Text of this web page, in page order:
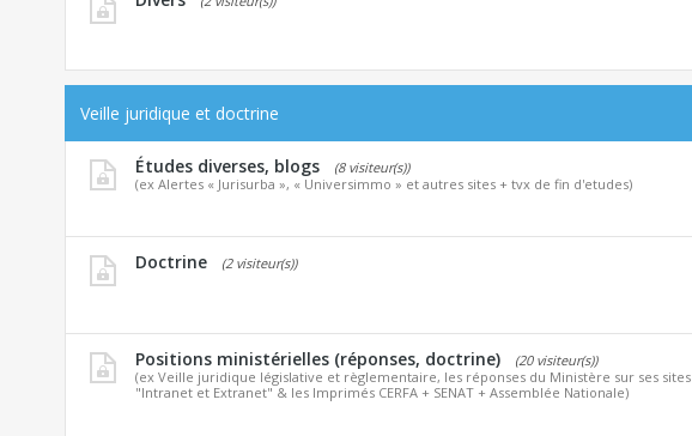
Veille juridique et doctrine
Études diverses, blogs
(8 visiteur(s))
(ex Alertes « Jurisurba », « Universimmo » et autres sites + tvx de fin d'etudes)
Doctrine (2 visiteur(s))
Positions ministérielles (réponses, doctrine)
(20 visiteur(s))
(ex Veille juridique législative et règlementaire, les réponses du Ministère sur ses sites
"Intranet et Extranet" & les Imprimés CERFA + SENAT + Assemblée Nationale)